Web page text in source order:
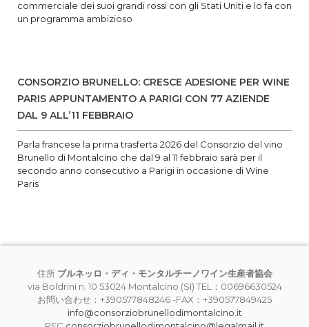
commerciale dei suoi grandi rossi con gli Stati Uniti e lo fa con
un programma ambizioso
CONSORZIO BRUNELLO: CRESCE ADESIONE PER WINE
PARIS APPUNTAMENTO A PARIGI CON 77 AZIENDE
DAL 9 ALL’11 FEBBRAIO
Parla francese la prima trasferta 2026 del Consorzio del vino
Brunello di Montalcino che dal 9 al 11 febbraio sarà per il
secondo anno consecutivo a Parigi in occasione di Wine
Paris
住所 ブルネッロ・ディ・モンタルチーノワイン生産者協会
via Boldrini n. 10 53024 Montalcino (SI) TEL：00696630524
お問い合わせ：+390577848246 -FAX：+390577849425
info@consorziobrunellodimontalcino.it